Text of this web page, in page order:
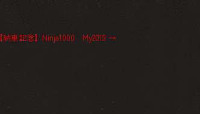
【納車記念】Ninja1000 My2019 →